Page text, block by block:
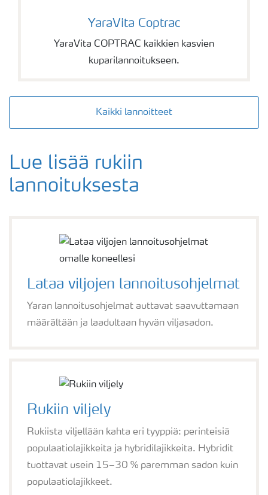
YaraVita Coptrac
YaraVita Coptrac
YaraVita COPTRAC kaikkien kasvien
kuparilannoitukseen.
Kaikki lannoitteet
Lue lisää rukiin
lannoituksesta
Lataa viljojen lannoitusohjelmat
Yaran lannoitusohjelmat auttavat saavuttamaan
määrältään ja laadultaan hyvän viljasadon.
Rukiin viljely
Rukiista viljellään kahta eri tyyppiä: perinteisiä
populaatiolajikkeita ja hybridilajikkeita. Hybridit
tuottavat usein 15–30 % paremman sadon kuin
populaatiolajikkeet.